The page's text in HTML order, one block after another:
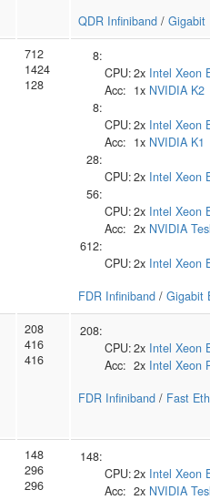
QDR Infiniband / Gigabit
712
1424
128
8:
CPU:2x Intel Xeon
Acc: 1x NVIDIA K2
8:
CPU:2x Intel Xeon
Acc: 1x NVIDIA K1
28:
CPU:2x Intel Xeon
56:
CPU:2x Intel Xeon
Acc: 2x NVIDIA
612:
CPU:2x Intel Xeon
FDR Infiniband / Gigabit
208
416
416
208:
CPU:2x Intel Xeon
Acc: 2x Intel Xeon
FDR Infiniband / Fast
148
296
296
148:
CPU:2x Intel Xeon
Acc: 2x NVIDIA